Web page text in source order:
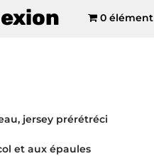
0 élément
jersey prérétréci
et aux épaules